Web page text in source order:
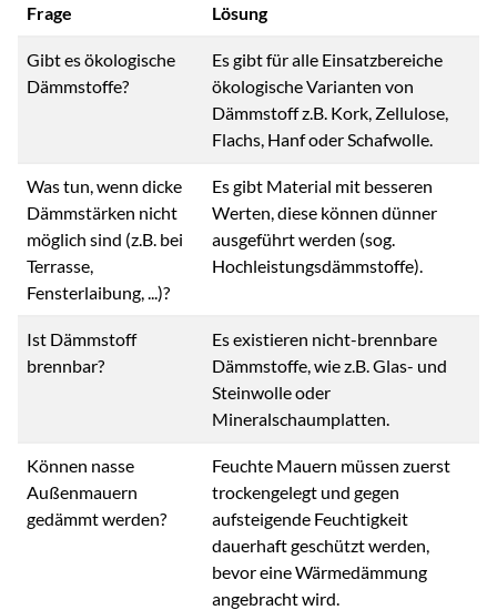
Frage Lösung
Gibt es ökologische
Dämmstoffe?
Es gibt für alle Einsatzbereiche
ökologische Varianten von
Dämmstoff z.B. Kork, Zellulose,
Flachs, Hanf oder Schafwolle.
Was tun, wenn dicke
Dämmstärken nicht
möglich sind (z.B. bei
Terrasse,
Fensterlaibung, ...)?
Es gibt Material mit besseren
Werten, diese können dünner
ausgeführt werden (sog.
Hochleistungsdämmstoffe).
Ist Dämmstoff
brennbar?
Es existieren nicht-brennbare
Dämmstoffe, wie z.B. Glas- und
Steinwolle oder
Mineralschaumplatten.
Können nasse
Außenmauern
gedämmt werden?
Feuchte Mauern müssen zuerst
trockengelegt und gegen
aufsteigende Feuchtigkeit
dauerhaft geschützt werden,
bevor eine Wärmedämmung
angebracht wird.